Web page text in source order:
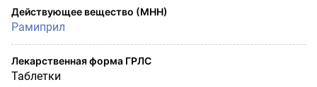
Действующее вещество (МНН)
Рамиприл
Лекарственная форма ГРЛС
Таблетки